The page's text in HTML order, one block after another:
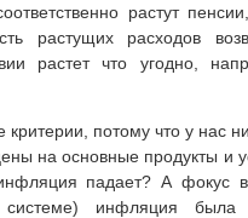
растут
растущих расходов
растет что угодно,
критерии, потому что у нас
на основные продукты и
падает? А фокус
системе) инфляция была